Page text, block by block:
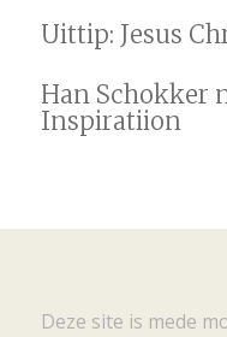
Uittip: Jesus
Han Schokker
Inspiratiion
Deze site is mede